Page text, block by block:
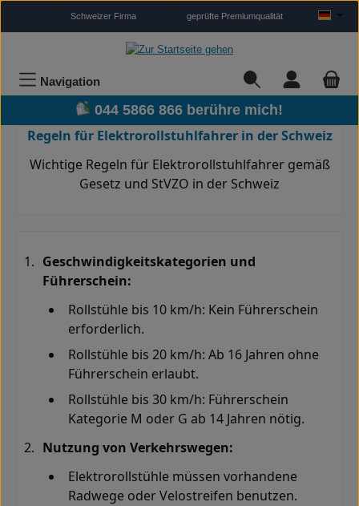
Zum Hauptinhalt springen
Schweizer Firma geprüfte Premiumqualität
Navigation
044 5866 866 berühre mich!
Regeln für Elektrorollstuhlfahrer in der Schweiz
Wichtige Regeln für Elektrorollstuhlfahrer gemäß
Gesetz und StVZO in der Schweiz
Geschwindigkeitskategorien und
Führerschein:
Rollstühle bis 10 km/h: Kein Führerschein
erforderlich.
Rollstühle bis 20 km/h: Ab 16 Jahren ohne
Führerschein erlaubt.
Rollstühle bis 30 km/h: Führerschein
Kategorie M oder G ab 14 Jahren nötig.
Nutzung von Verkehrswegen:
Elektrorollstühle müssen vorhandene
Radwege oder Velostreifen benutzen.